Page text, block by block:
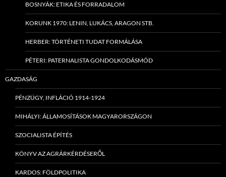
BOSNYÁK: ETIKA ÉS FORRADALOM
KORUNK 1970: LENIN, LUKÁCS, ARAGON STB.
HERBER: TÖRTÉNETI TUDAT FORMÁLÁSA
PÉTERI: PATERNALISTA GONDOLKODÁSMÓD
GAZDASÁG
PÉNZÜGY, INFLÁCIÓ 1914-1924
MIHÁLYI: ÁLLAMOSÍTÁSOK MAGYARORSZÁGON
SZOCIALISTA ÉPÍTÉS
KÖNYV AZ AGRÁRKÉRDÉSERŐL
KARDOS: FÖLDPOLITIKA